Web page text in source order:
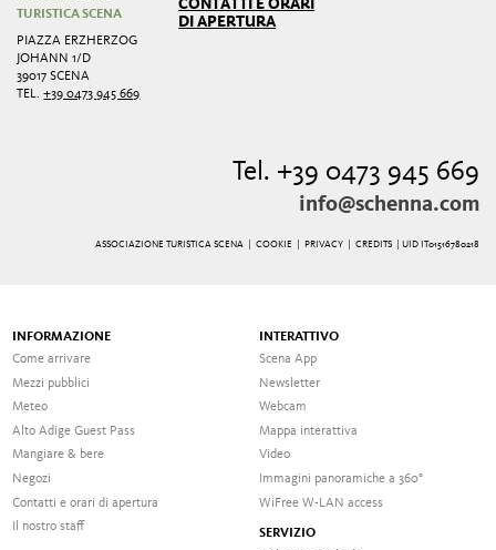
TURISTICA SCENA
PIAZZA ERZHERZOG
JOHANN 1/D
39017 SCENA
TEL.+39 0473 945 669
DI APERTURA
Tel. +39 0473 945 669
info@schenna.com
ASSOCIAZIONE TURISTICA SCENA | COOKIE PRIVACY| CREDITS | UID IT01516780218
INFORMAZIONE
Come arrivare
Mezzi pubblici
Meteo
Alto Adige Guest Pass
Mangiare & bere
Negozi
Contatti e orari di apertura
Il nostro staff
INTERATTIVO
Scena App
Newsletter
Webcam
Mappa interattiva
Video
Immagini panoramiche a 360°
WiFree W-LAN access
SERVIZIO